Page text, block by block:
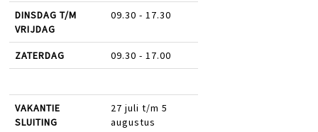
DINSDAG T/M
VRIJDAG
09.30 - 17.30
ZATERDAG 09.30 - 17.00
VAKANTIE
SLUITING
27 juli t/m 5
augustus